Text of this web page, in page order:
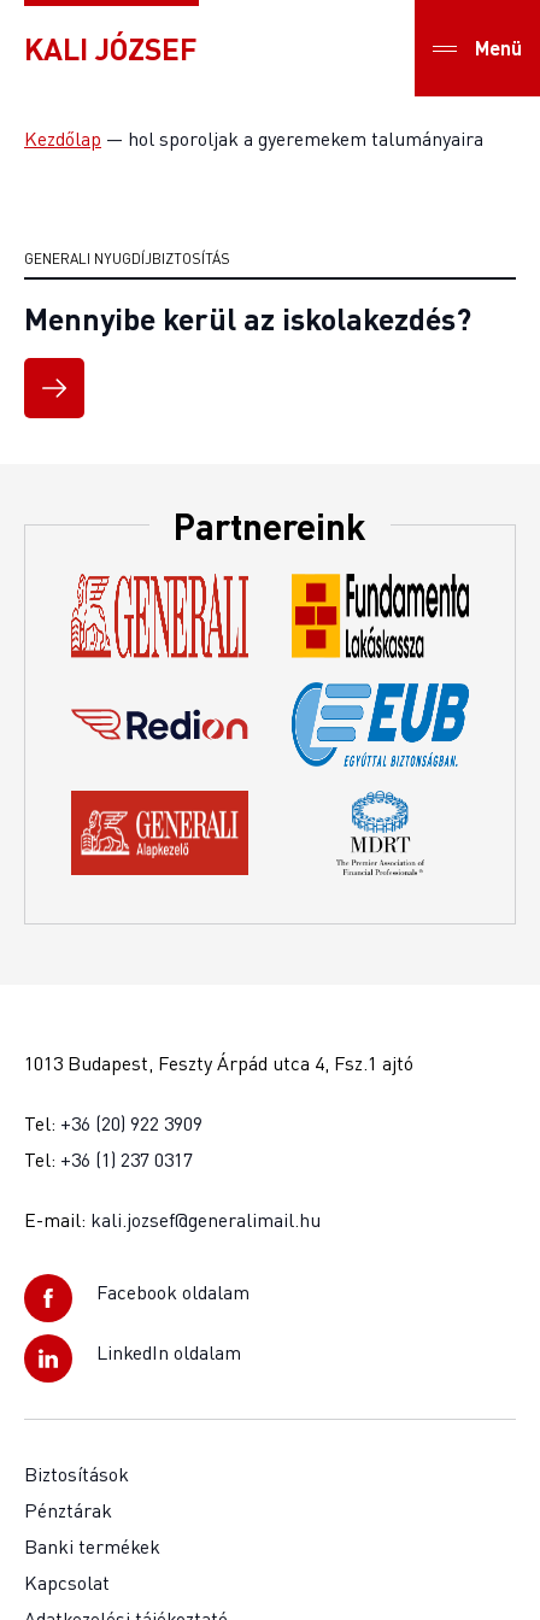
KALI JÓZSEF Menü
Kezdőlap — hol sporoljak a gyeremekem talumányaira
GENERALI NYUGDÍJBIZTOSÍTÁS
Mennyibe kerül az iskolakezdés?
Partnereink
1013 Budapest, Feszty Árpád utca 4, Fsz.1 ajtó
Tel: +36 (20) 922 3909
Tel: +36 (1) 237 0317
E-mail: kali.jozsef@generalimail.hu
Facebook oldalam
LinkedIn oldalam
Biztosítások
Pénztárak
Banki termékek
Kapcsolat